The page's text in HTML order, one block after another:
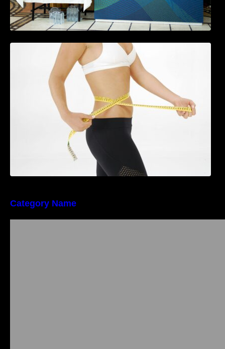
Tratamentul Wegovy® generează o scădere
în greutate de până la 22,6% la femei în
perioada menopauzei și reduce la jumătate
riscul de migrene
Category Name